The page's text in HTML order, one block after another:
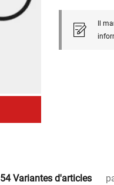
Il
54 Variantes d'articles